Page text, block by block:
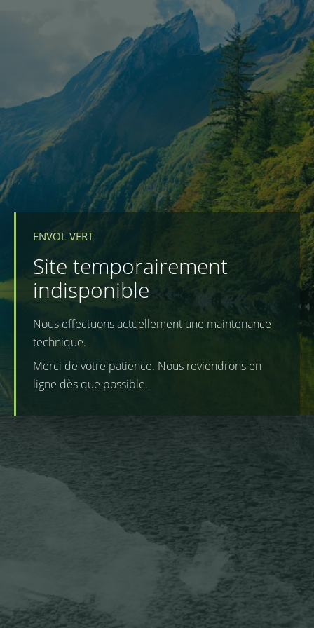
ENVOL VERT
Site temporairement
indisponible
Nous effectuons actuellement une maintenance
technique.
Merci de votre patience. Nous reviendrons en
ligne dès que possible.